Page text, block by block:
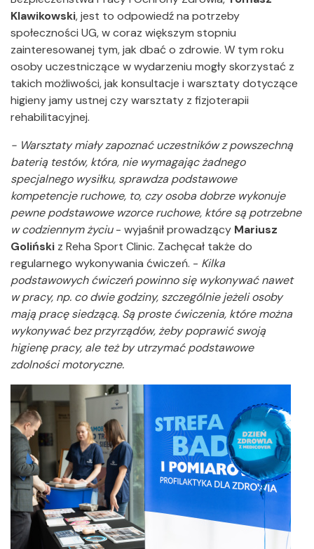
Klawikowski, jest to odpowiedź na potrzeby
społeczności UG, w coraz większym stopniu
zainteresowanej tym, jak dbać o zdrowie. W tym roku
osoby uczestniczące w wydarzeniu mogły skorzystać z
takich możliwości, jak konsultacje i warsztaty dotyczące
higieny jamy ustnej czy warsztaty z fizjoterapii
rehabilitacyjnej.
- Warsztaty miały zapoznać uczestników z powszechną
baterią testów, która, nie wymagając żadnego
specjalnego wysiłku, sprawdza podstawowe
kompetencje ruchowe, to, czy osoba dobrze wykonuje
pewne podstawowe wzorce ruchowe, które są potrzebne
w codziennym życiu- wyjaśnił prowadzący Mariusz
Goliński z Reha Sport Clinic. Zachęcał także do
regularnego wykonywania ćwiczeń. - Kilka
podstawowych ćwiczeń powinno się wykonywać nawet
w pracy, np. co dwie godziny, szczególnie jeżeli osoby
mają pracę siedzącą. Są proste ćwiczenia, które można
wykonywać bez przyrządów, żeby poprawić swoją
higienę pracy, ale też by utrzymać podstawowe
zdolności motoryczne.